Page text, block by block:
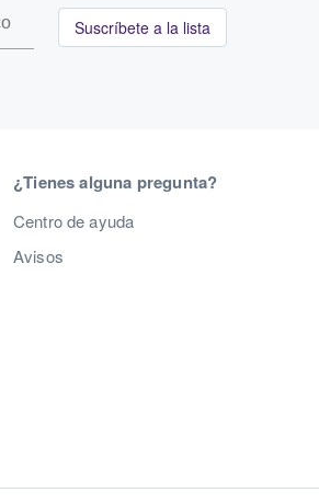
Suscríbete a la lista
¿Tienes alguna pregunta?
Centro de ayuda
Avisos